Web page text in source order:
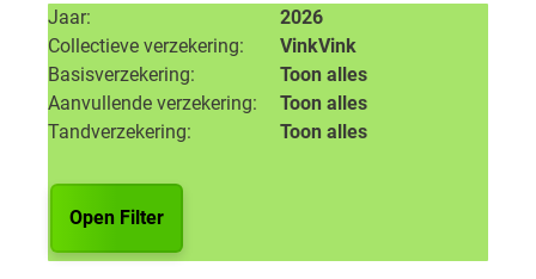
Jaar
2026
Collectieve verzekering
VinkVink
Basisverzekering
Toon alles
Aanvullende verzekering
Toon alles
Tandverzekering
Toon alles
Open Filter